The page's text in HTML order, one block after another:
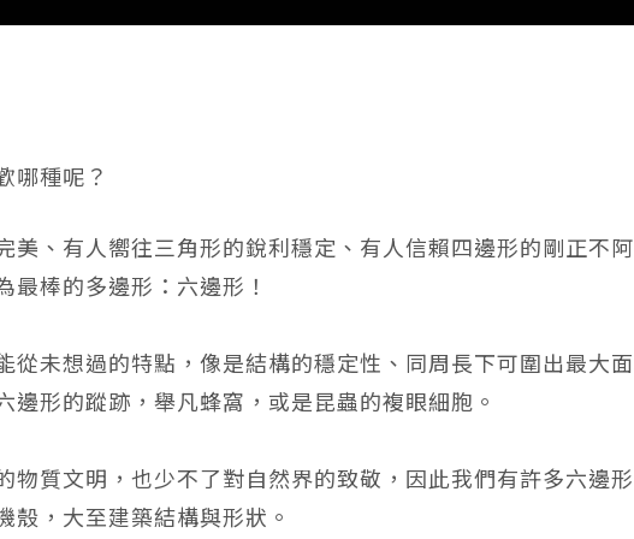
哪種呢？
美、有人嚮往三角形的銳利穩定、有人信賴四邊形的剛正不
最棒的多邊形：六邊形！
從未想過的特點，像是結構的穩定性、同周長下可圍出最大
邊形的蹤跡，舉凡蜂窩，或是昆蟲的複眼細胞。
物質文明，也少不了對自然界的致敬，因此我們有許多六邊形
殼，大至建築結構與形狀。